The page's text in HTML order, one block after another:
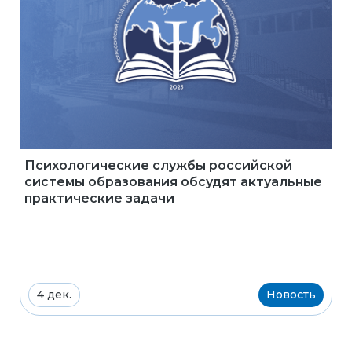
Психологические службы российской
системы образования обсудят актуальные
практические задачи
4 дек. Новость